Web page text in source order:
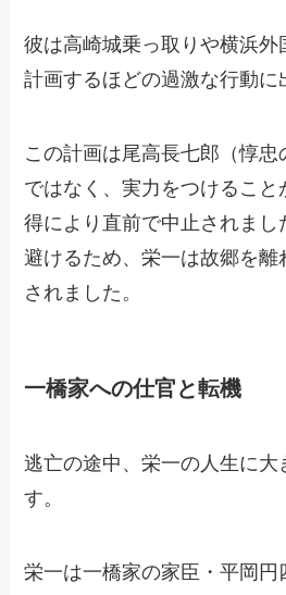
彼は高崎城乗っ取りや横浜外
計画するほどの過激な行動に
この計画は尾高長七郎（惇忠
ではなく、実力をつけること
得により直前で中止されまし
避けるため、栄一は故郷を離
されました。
一橋家への仕官と転機
逃亡の途中、栄一の人生に大
す。
栄一は一橋家の家臣・平岡円